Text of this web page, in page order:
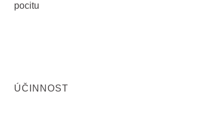
pocitu
ÚČINNOST